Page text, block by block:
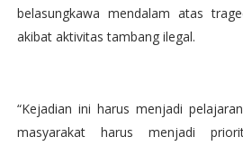
belasungkawa mendalam atas
akibat aktivitas tambang ilegal.
“Kejadian ini harus menjadi
masyarakat harus menjadi